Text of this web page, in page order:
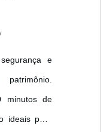
e
minutos de
ideais para